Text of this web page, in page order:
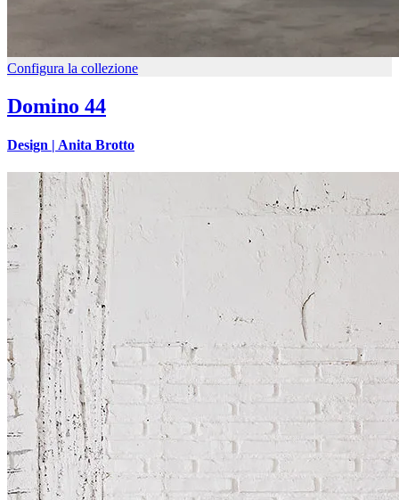
Configura la collezione
Domino 44
Design | Anita Brotto